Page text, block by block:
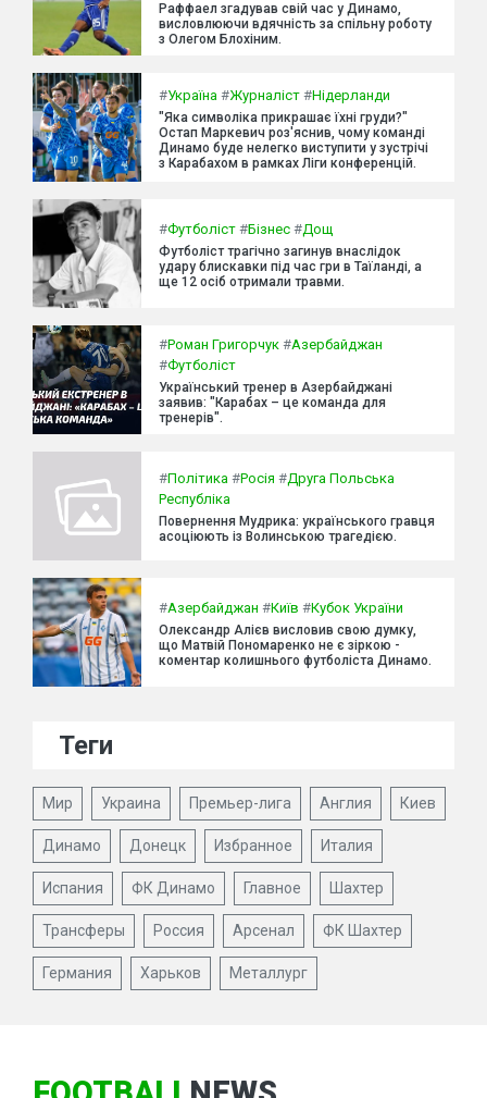
Раффаел згадував свій час у Динамо,
висловлюючи вдячність за спільну роботу
з Олегом Блохіним.
#Україна #Журналіст #Нідерланди
"Яка символіка прикрашає їхні груди?"
Остап Маркевич роз'яснив, чому команді
Динамо буде нелегко виступити у зустрічі
з Карабахом в рамках Ліги конференцій.
#Футболіст #Бізнес #Дощ
Футболіст трагічно загинув внаслідок
удару блискавки під час гри в Таїланді, а
ще 12 осіб отримали травми.
#Роман Григорчук #Азербайджан
#Футболіст
Український тренер в Азербайджані
заявив: "Карабах – це команда для
тренерів".
#Політика #Росія #Друга Польська
Республіка
Повернення Мудрика: українського гравця
асоціюють із Волинською трагедією.
#Азербайджан #Київ #Кубок України
Олександр Алієв висловив свою думку,
що Матвій Пономаренко не є зіркою -
коментар колишнього футболіста Динамо.
Теги
Мир Украина Премьер-лига Англия Киев
Динамо Донецк Избранное Италия
Испания ФК Динамо Главное Шахтер
Трансферы Россия Арсенал ФК Шахтер
Германия Харьков Металлург